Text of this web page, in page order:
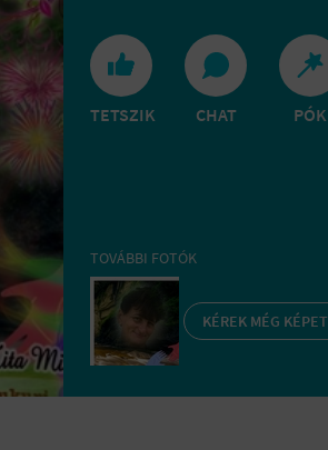
TETSZIK CHAT PÓK
TOVÁBBI FOTÓK
KÉREK MÉG KÉPET